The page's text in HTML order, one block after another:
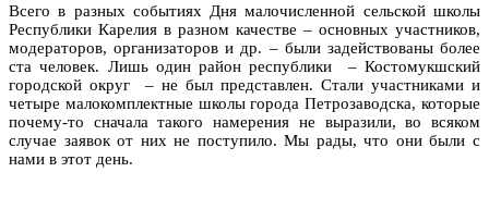
Всего в разных событиях Дня малочисленной сельской школы
Республики Карелия в разном качестве – основных участников,
модераторов, организаторов и др. – были задействованы более
ста человек. Лишь один район республики – Костомукшский
городской округ – не был представлен. Стали участниками и
четыре малокомплектные школы города Петрозаводска, которые
почему-то сначала такого намерения не выразили, во всяком
случае заявок от них не поступило. Мы рады, что они были с
нами в этот день.